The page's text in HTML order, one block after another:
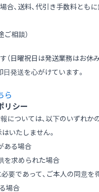
合、送料、代引き手数料とも
ご相談）
（日曜祝日は発送業務はお休
日発送を心がけています。
ら
リシー
については、以下のいずれか
いたしません。
ある場合
を求められた場合
要であって、ご本人の同意を
場合